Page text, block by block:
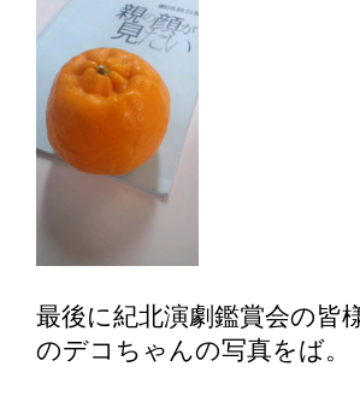
最後に紀北演劇鑑賞会の皆
のデコちゃんの写真をば。